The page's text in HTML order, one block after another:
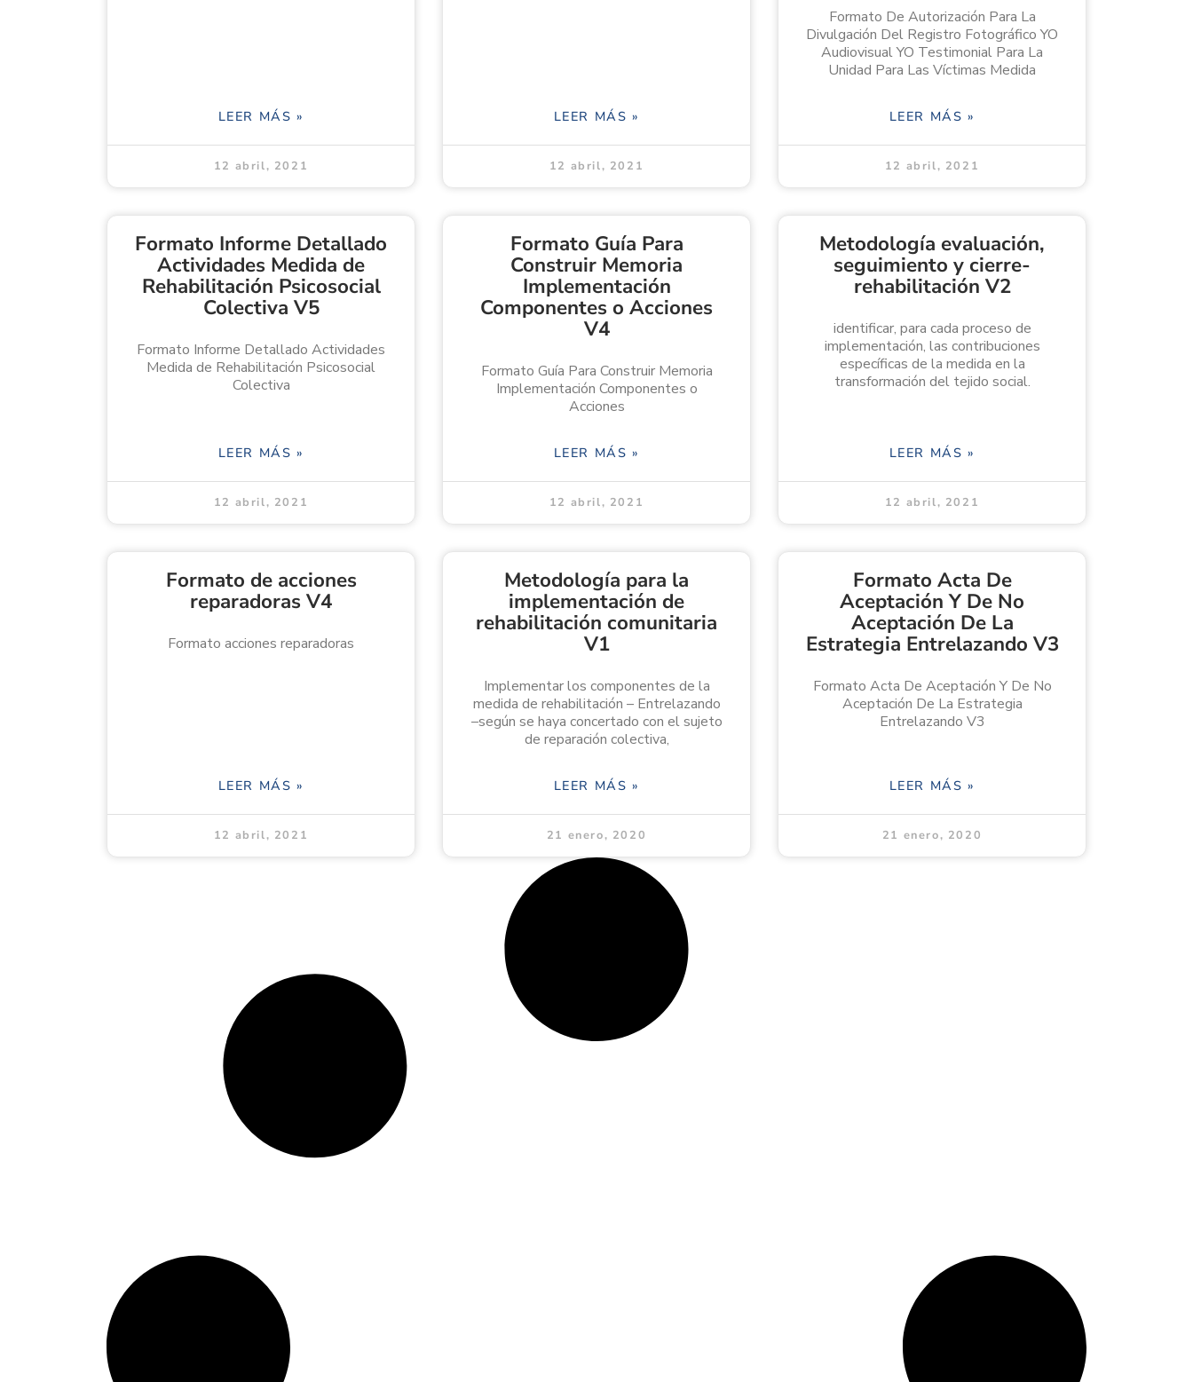
LEER MÁS »
12 abril, 2021
LEER MÁS »
12 abril, 2021
Formato De Autorización Para La
Divulgación Del Registro Fotográfico YO
Audiovisual YO Testimonial Para La
Unidad Para Las Víctimas Medida
LEER MÁS »
12 abril, 2021
Formato Informe Detallado
Actividades Medida de
Rehabilitación Psicosocial
Colectiva V5
Formato Informe Detallado Actividades
Medida de Rehabilitación Psicosocial
Colectiva
LEER MÁS »
12 abril, 2021
Formato Guía Para
Construir Memoria
Implementación
Componentes o Acciones
V4
Formato Guía Para Construir Memoria
Implementación Componentes o
Acciones
LEER MÁS »
12 abril, 2021
Metodología evaluación,
seguimiento y cierre-
rehabilitación V2
identificar, para cada proceso de
implementación, las contribuciones
específicas de la medida en la
transformación del tejido social.
LEER MÁS »
12 abril, 2021
Formato de acciones
reparadoras V4
Formato acciones reparadoras
LEER MÁS »
12 abril, 2021
Metodología para la
implementación de
rehabilitación comunitaria
V1
Implementar los componentes de la
medida de rehabilitación – Entrelazando
–según se haya concertado con el sujeto
de reparación colectiva,
LEER MÁS »
21 enero, 2020
Formato Acta De
Aceptación Y De No
Aceptación De La
Estrategia Entrelazando V3
Formato Acta De Aceptación Y De No
Aceptación De La Estrategia
Entrelazando V3
LEER MÁS »
21 enero, 2020